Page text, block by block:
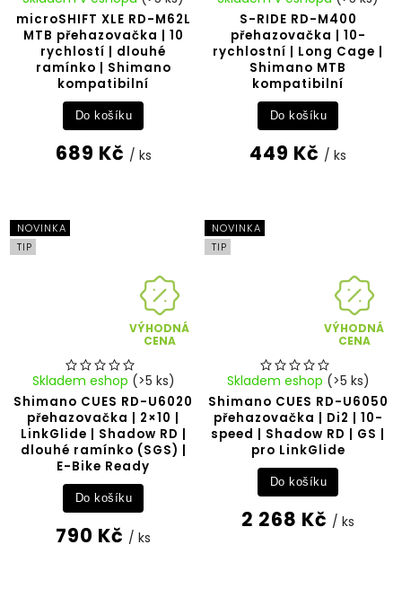
microSHIFT XLE RD-M62L
MTB přehazovačka | 10
rychlostí | dlouhé
ramínko | Shimano
kompatibilní
689 Kč / ks
Do košíku
S-RIDE RD-M400
přehazovačka | 10-
rychlostní | Long Cage |
Shimano MTB
kompatibilní
449 Kč / ks
Do košíku
NOVINKA
TIP
VÝHODNÁ
CENA
Shimano CUES RD-U6020
přehazovačka | 2×10 |
LinkGlide | Shadow RD |
dlouhé ramínko (SGS) |
E-Bike Ready
Skladem eshop (>5 ks)
790 Kč / ks
Do košíku
NOVINKA
TIP
VÝHODNÁ
CENA
Shimano CUES RD-U6050
přehazovačka | Di2 | 10-
speed | Shadow RD | GS |
pro LinkGlide
Skladem eshop (>5 ks)
2 268 Kč / ks
Do košíku